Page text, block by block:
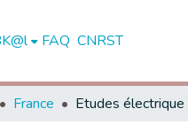
FAQ CNRST
France